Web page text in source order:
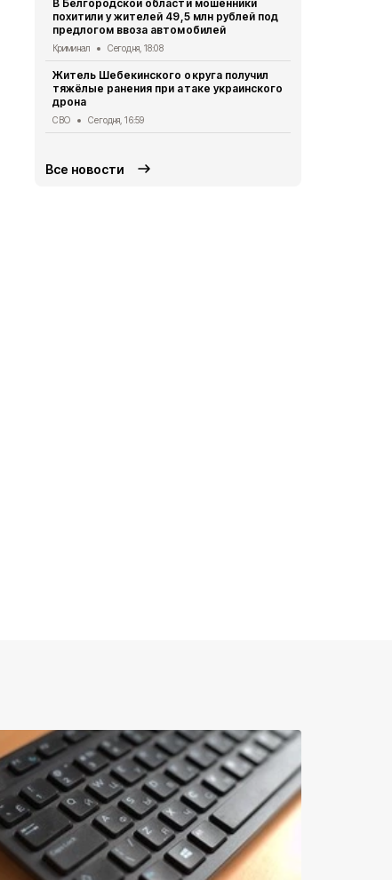
В Белгородской области мошенники
похитили у жителей 49,5 млн рублей под
предлогом ввоза автомобилей
Криминал Сегодня, 18:08
Житель Шебекинского округа получил
тяжёлые ранения при атаке украинского
дрона
СВО Сегодня, 16:59
Все новости